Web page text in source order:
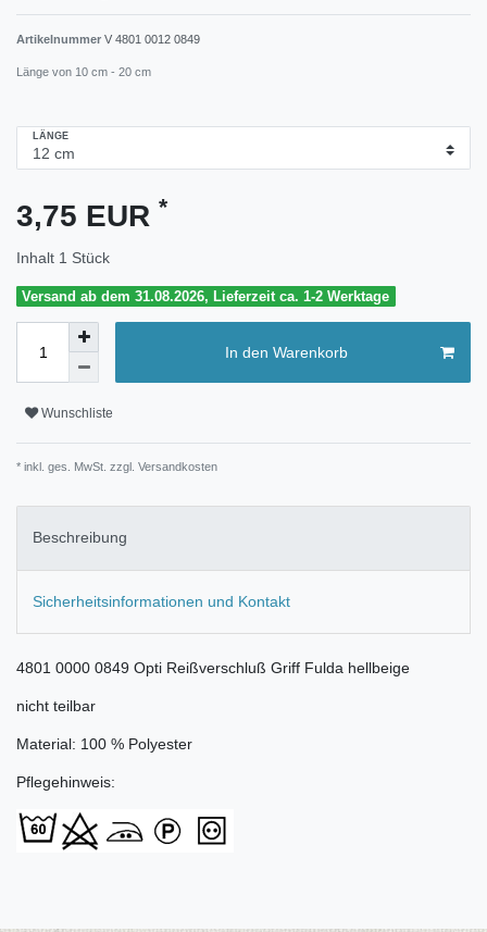
Artikelnummer V 4801 0012 0849
Länge von 10 cm - 20 cm
LÄNGE
3,75 EUR *
Inhalt 1 Stück
Versand ab dem 31.08.2026, Lieferzeit ca. 1-2 Werktage
In den Warenkorb
Wunschliste
* inkl. ges. MwSt. zzgl. Versandkosten
Beschreibung
Sicherheitsinformationen und Kontakt
4801 0000 0849 Opti Reißverschluß Griff Fulda hellbeige
nicht teilbar
Material: 100 % Polyester
Pflegehinweis: